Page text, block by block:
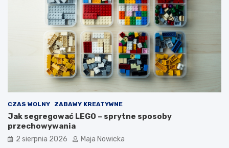
CZAS WOLNY ZABAWY KREATYWNE
Jak segregować LEGO – sprytne sposoby
przechowywania
2 sierpnia 2026 Maja Nowicka